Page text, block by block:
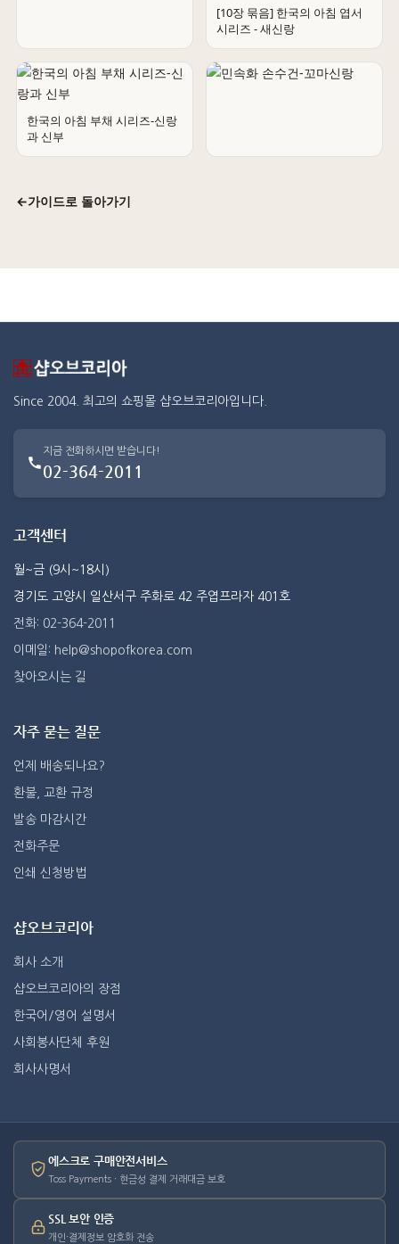
전통 오프너열쇠고리5p세트
[10장 묶음] 한국의 아침 엽서
시리즈 - 새신랑
한국의 아침 부채 시리즈-신랑
과 신부
←가이드로 돌아가기
Since 2004. 최고의 쇼핑몰 샵오브코리아입니다.
지금 전화하시면 받습니다!
02-364-2011
고객센터
월~금 (9시~18시)
경기도 고양시 일산서구 주화로 42 주엽프라자 401호
전화: 02-364-2011
이메일: help@shopofkorea.com
찾아오시는 길
자주 묻는 질문
언제 배송되나요?
환불, 교환 규정
발송 마감시간
전화주문
인쇄 신청방법
샵오브코리아
회사 소개
샵오브코리아의 장점
한국어/영어 설명서
사회봉사단체 후원
회사사명서
에스크로 구매안전서비스
Toss Payments · 현금성 결제 거래대금 보호
SSL 보안 인증
개인·결제정보 암호화 전송